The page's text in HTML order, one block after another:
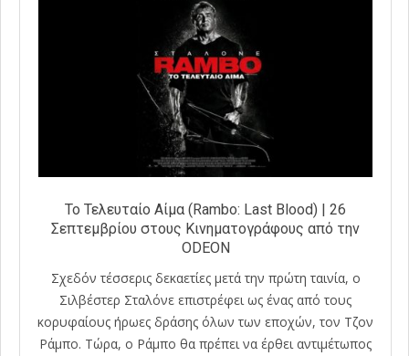
Το Τελευταίο Αίμα (Rambo: Last Blood) | 26
Σεπτεμβρίου στους Κινηματογράφους από την
ODEON
Σχεδόν τέσσερις δεκαετίες μετά την πρώτη ταινία, ο
Σιλβέστερ Σταλόνε επιστρέφει ως ένας από τους
κορυφαίους ήρωες δράσης όλων των εποχών, τον Τζον
Ράμπο. Τώρα, ο Ράμπο θα πρέπει να έρθει αντιμέτωπος